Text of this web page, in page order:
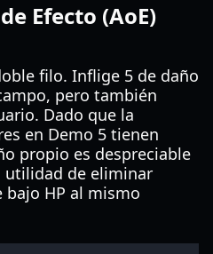
Efecto (AoE)
filo. Inflige 5 de daño
pero también
Dado que la
en Demo 5 tienen
propio es despreciable
utilidad de eliminar
HP al mismo